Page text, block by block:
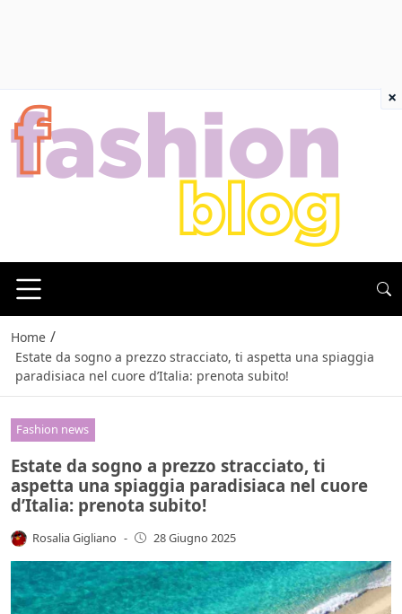
Home /
Estate da sogno a prezzo stracciato, ti aspetta una spiaggia
paradisiaca nel cuore d’Italia: prenota subito!
Fashion news
Estate da sogno a prezzo stracciato, ti
aspetta una spiaggia paradisiaca nel cuore
d’Italia: prenota subito!
Rosalia Gigliano - 28 Giugno 2025
×